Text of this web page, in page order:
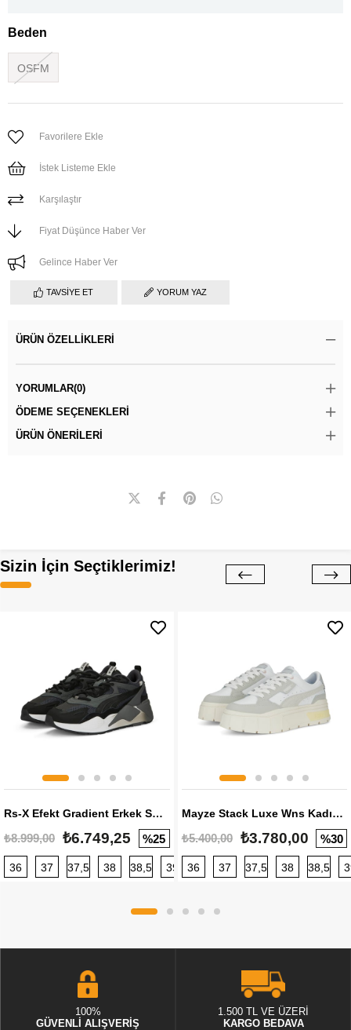
Beden
OSFM
Favorilere Ekle
İstek Listeme Ekle
Karşılaştır
Fiyat Düşünce Haber Ver
Gelince Haber Ver
TAVSIYE ET YORUM YAZ
ÜRÜN ÖZELLIKLERI
YORUMLAR(0)
ÖDEME SEÇENEKLERI
ÜRÜN ÖNERILERI
Sizin İçin Seçtiklerimiz!
Rs-X Efekt Gradient Erkek Sneaker
₺8.999,00 ₺6.749,25 %25
36 37 37,5 38 38,5 39 40 40,5 41 42 42,5
Mayze Stack Luxe Wns Kadın Sneaker
₺5.400,00 ₺3.780,00 %30
36 37 37,5 38 38,5
100%
GÜVENLİ ALIŞVERİŞ
1.500 TL VE ÜZERİ
KARGO BEDAVA